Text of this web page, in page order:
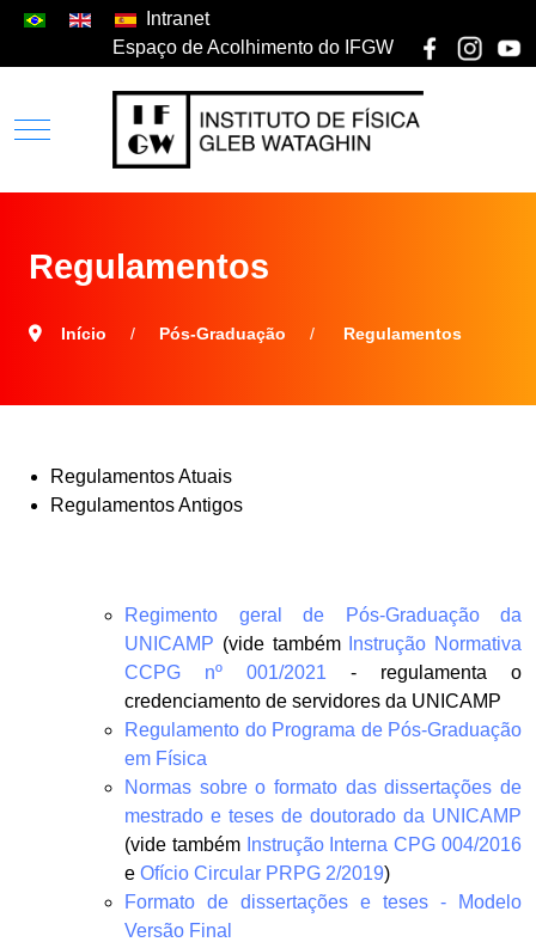
Intranet
Espaço de Acolhimento do IFGW
Regulamentos
Início Pós-Graduação Regulamentos
Regulamentos Atuais
Regulamentos Antigos
Regimento geral de Pós-Graduação da
UNICAMP (vide também
Instrução Normativa
CCPG nº 001/2021 - regulamenta o
credenciamento de servidores da UNICAMP
Regulamento do Programa de Pós-Graduação
em Física
Normas sobre o formato das dissertações de
mestrado e teses de doutorado da UNICAMP
(vide também Instrução Interna CPG 004/2016
e Ofício Circular PRPG 2/2019)
Formato de dissertações e teses - Modelo
Versão Final